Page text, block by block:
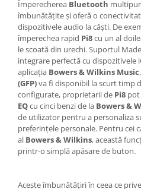
Împerecherea Bluetooth
îmbunătățite și oferă o
dispozitivele audio la căști. De
împerechea rapid Pi8cu un al
le scoată din urechi. Suportul
integrare perfectă cu dispozitivele
aplicația Bowers & Wilkins Music
(GFP)va fi disponibil la scurt timp
configurate, proprietarii de Pi8 pot
EQcu cinci benzi de la Bowers &
de utilizator pentru a personaliza
preferințele personale. Pentru cei
al Bowers & Wilkins, această
printr-o simplă apăsare de buton.
Aceste îmbunătățiri în ceea ce